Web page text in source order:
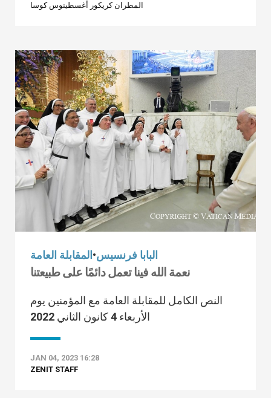
المطران كريكور أغسطينوس كوسا
البابا فرنسيس• المقابلة العامة
نعمة الله فينا تعمل دائمًا على طبيعتنا
النص الكامل للمقابلة العامة مع المؤمنين يوم
الأربعاء 4 كانون الثاني 2022
JAN 04, 2023 16:28
ZENIT STAFF